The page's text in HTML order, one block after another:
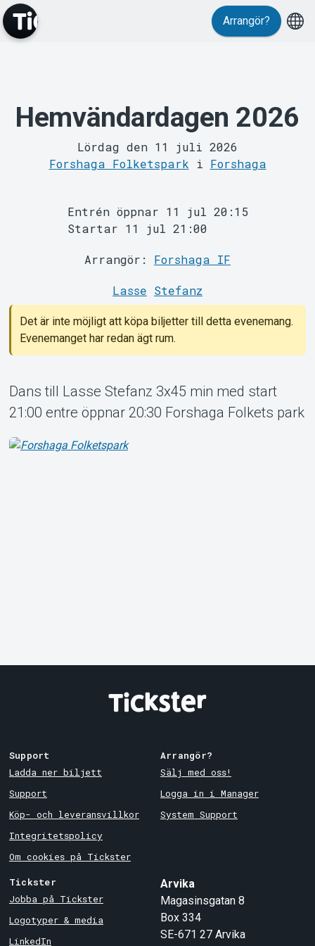
Support
Om Tickster
Arrangör?
Hemvändardagen 2026
Lördag den 11 juli 2026
Forshaga Folketspark i Forshaga
Entrén öppnar 11 jul 20:15
Startar 11 jul 21:00
Arrangör: Forshaga IF
Lasse Stefanz
Det är inte möjligt att köpa biljetter till detta evenemang.
Evenemanget har redan ägt rum.
Dans till Lasse Stefanz 3x45 min med start
21:00 entre öppnar 20:30 Forshaga Folkets park
Support
Ladda ner biljett
Support
Köp- och leveransvillkor
Integritetspolicy
Om cookies på Tickster
Arrangör?
Sälj med oss!
Logga in i Manager
System Support
Tickster
Jobba på Tickster
Logotyper & media
LinkedIn
Arvika
Magasinsgatan 8
Box 334
SE-671 27 Arvika